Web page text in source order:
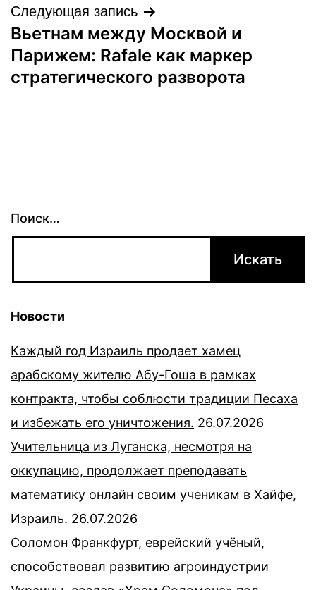
Следующая запись
Вьетнам между Москвой и
Парижем: Rafale как маркер
стратегического разворота
Поиск…
Новости
Каждый год Израиль продает хамец
арабскому жителю Абу-Гоша в рамках
контракта, чтобы соблюсти традиции Песаха
и избежать его уничтожения. 26.07.2026
Учительница из Луганска, несмотря на
оккупацию, продолжает преподавать
математику онлайн своим ученикам в Хайфе,
Израиль. 26.07.2026
Соломон Франкфурт, еврейский учёный,
способствовал развитию агроиндустрии